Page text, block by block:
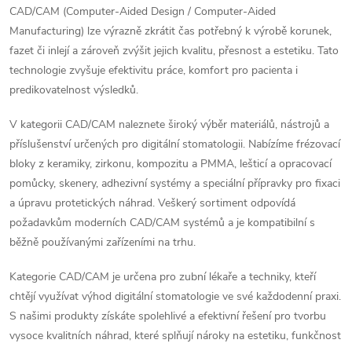
CAD/CAM (Computer-Aided Design / Computer-Aided
Manufacturing) lze výrazně zkrátit čas potřebný k výrobě korunek,
fazet či inlejí a zároveň zvýšit jejich kvalitu, přesnost a estetiku. Tato
technologie zvyšuje efektivitu práce, komfort pro pacienta i
predikovatelnost výsledků.
V kategorii CAD/CAM naleznete široký výběr materiálů, nástrojů a
příslušenství určených pro digitální stomatologii. Nabízíme frézovací
bloky z keramiky, zirkonu, kompozitu a PMMA, lešticí a opracovací
pomůcky, skenery, adhezivní systémy a speciální přípravky pro fixaci
a úpravu protetických náhrad. Veškerý sortiment odpovídá
požadavkům moderních CAD/CAM systémů a je kompatibilní s
běžně používanými zařízeními na trhu.
Kategorie CAD/CAM je určena pro zubní lékaře a techniky, kteří
chtějí využívat výhod digitální stomatologie ve své každodenní praxi.
S našimi produkty získáte spolehlivé a efektivní řešení pro tvorbu
vysoce kvalitních náhrad, které splňují nároky na estetiku, funkčnost